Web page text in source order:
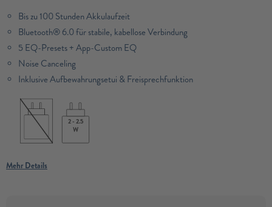
Bis zu 100 Stunden Akkulaufzeit
Bluetooth® 6.0 für stabile, kabellose Verbindung
5 EQ-Presets + App-Custom EQ
Noise Canceling
Inklusive Aufbewahrungsetui & Freisprechfunktion
2 - 2.5
W
Mehr Details